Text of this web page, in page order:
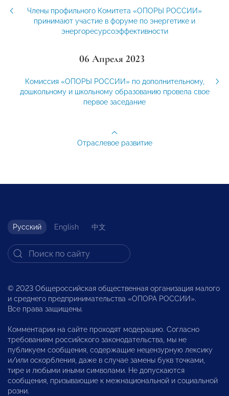
Члены профильного Комитета «ОПОРЫ РОССИИ»
принимают участие в форуме по энергетике и
энергоресурсоэффективности
06 Апреля 2023
Комиссия «ОПОРЫ РОССИИ» по дополнительному,
дошкольному и школьному образованию провела свое
первое заседание
Отраслевое развитие
Русский English 中文
© 2023 Общероссийская общественная организация малого
и среднего предпринимательства «ОПОРА РОССИИ».
Все права защищены.
Комментарии на сайте проходят модерацию. Согласно
требованиям российского законодательства, мы не
публикуем сообщения, содержащие нецензурную лексику
и/или оскорбления, даже в случае замены букв точками,
тире и любыми иными символами. Не допускаются
сообщения, призывающие к межнациональной и социальной
розни.